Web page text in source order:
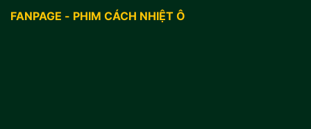
FANPAGE - PHIM CÁCH NHIỆT Ô